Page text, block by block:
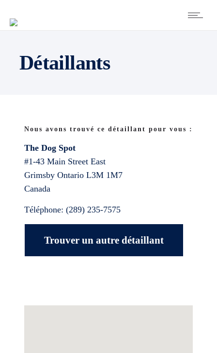
Détaillants
Nous avons trouvé ce détaillant pour vous :
The Dog Spot
#1-43 Main Street East
Grimsby Ontario L3M 1M7
Canada
Téléphone: (289) 235-7575
Trouver un autre détaillant